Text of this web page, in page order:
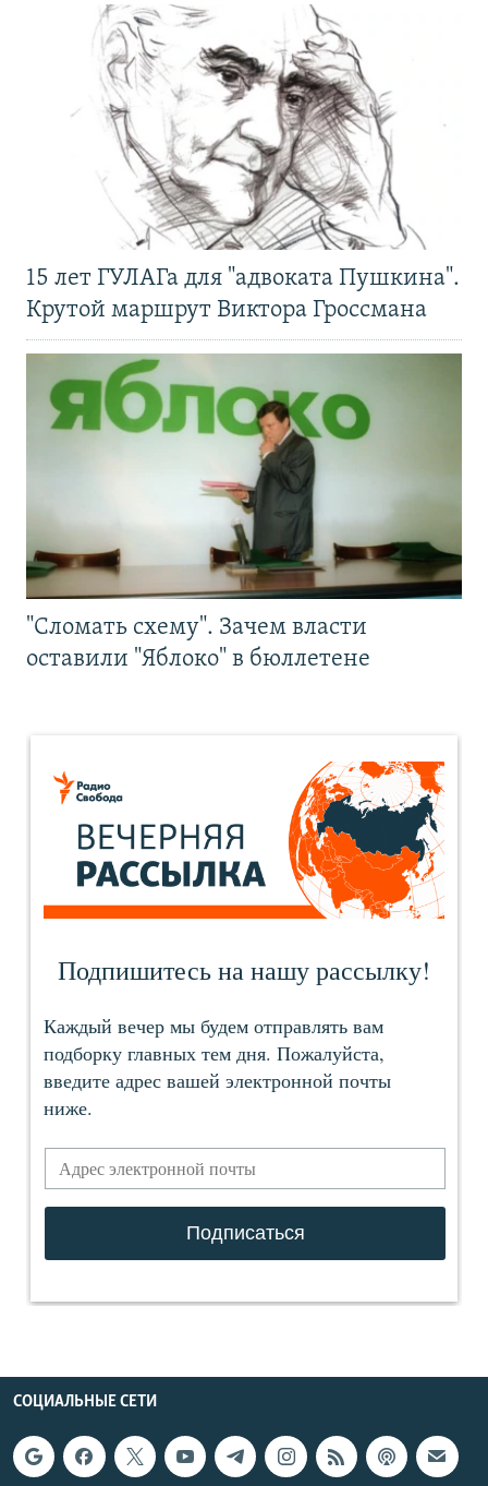
15 лет ГУЛАГа для "адвоката Пушкина".
Крутой маршрут Виктора Гроссмана
"Сломать схему". Зачем власти
оставили "Яблоко" в бюллетене
СОЦИАЛЬНЫЕ СЕТИ